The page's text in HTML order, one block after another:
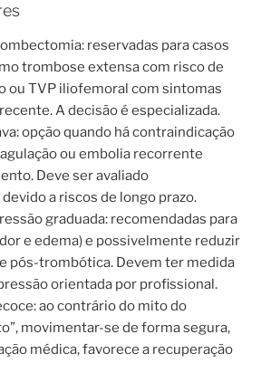
reservadas para casos
trombose extensa com risco de
ou TVP iliofemoral com sintomas
A decisão é especializada.
opção quando há contraindicação
ou embolia recorrente
Deve ser avaliado
a riscos de longo prazo.
graduada: recomendadas para
e edema) e possivelmente reduzir
pós-trombótica. Devem ter medida
orientada por profissional.
ao contrário do mito do
movimentar-se de forma segura,
médica, favorece a recuperação